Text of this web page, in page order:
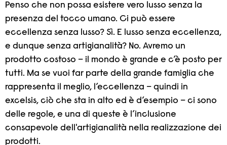
Penso che non possa esistere vero lusso senza la
presenza del tocco umano. Ci può essere
eccellenza senza lusso? Sì. E lusso senza eccellenza,
e dunque senza artigianalità? No. Avremo un
prodotto costoso – il mondo è grande e c’è posto per
tutti. Ma se vuoi far parte della grande famiglia che
rappresenta il meglio, l’eccellenza – quindi in
excelsis, ciò che sta in alto ed è d’esempio – ci sono
delle regole, e una di queste è l’inclusione
consapevole dell'artigianalità nella realizzazione dei
prodotti.